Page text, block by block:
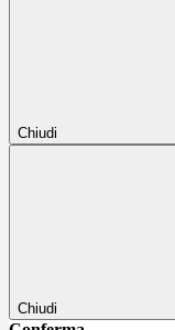
Chiudi
Chiudi